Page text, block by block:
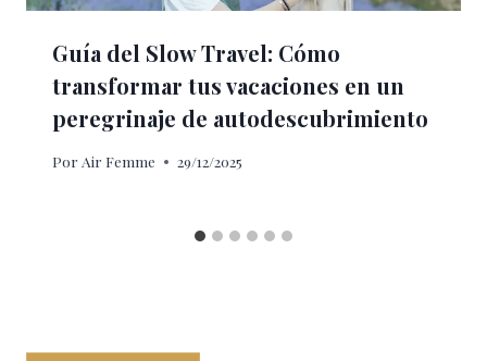
Guía del Slow Travel: Cómo
transformar tus vacaciones en un
peregrinaje de autodescubrimiento
Por Air Femme 29/12/2025